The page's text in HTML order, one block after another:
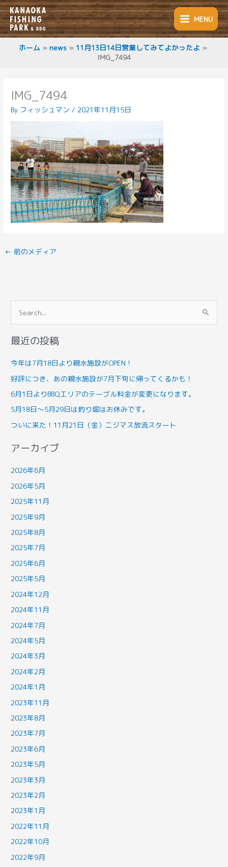
内
容
を
ス
MENU
ホーム news
11月13日14日営業してみてよかったよ
IMG_7494
IMG_7494
By フィッシュマン / 2021年11月15日
← 前のメディア
索
対
最近の投稿
今年は7月18日より親水施設がOPEN！
好評につき、あの親水施設が7月下旬に帰ってくるかも！
6月1日よりBBQエリアのテーブル料金が変更になります。
5月18日～5月29日は釣り堀はお休みです。
ついに来た！11月21日（金）ニジマス放流スタート
アーカイブ
2026年6月
2026年5月
2025年11月
2025年9月
2025年8月
2025年7月
2025年6月
2025年5月
2024年12月
2024年11月
2024年7月
2024年5月
2024年3月
2024年2月
2024年1月
2023年11月
2023年8月
2023年7月
2023年6月
2023年5月
2023年3月
2023年2月
2023年1月
2022年11月
2022年10月
2022年9月